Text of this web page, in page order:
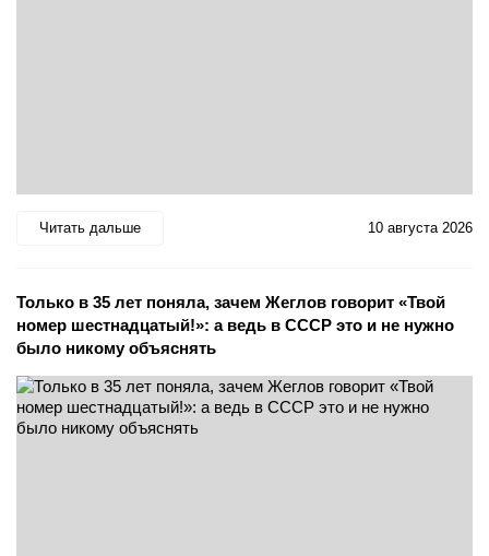
Читать дальше 10 августа 2026
Только в 35 лет поняла, зачем Жеглов говорит «Твой
номер шестнадцатый!»: а ведь в СССР это и не нужно
было никому объяснять